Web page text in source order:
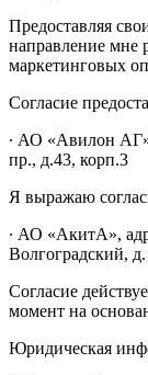
Предоставляя
направление мне
маркетинговых
Согласие
∙ АО «Авилон
пр., д.43, корп.3
Я выражаю
∙ АО «АкитА»,
Волгоградский,
Согласие
момент на
Юридическая